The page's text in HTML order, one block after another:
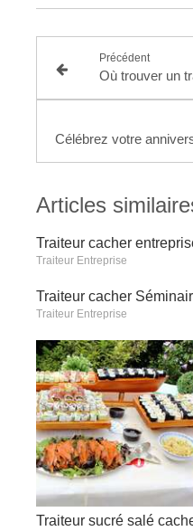
Précédent
Où trouver un
Articles
Traiteur cacher
Traiteur Entreprise
Traiteur cacher
Traiteur Entreprise
Traiteur sucré salé